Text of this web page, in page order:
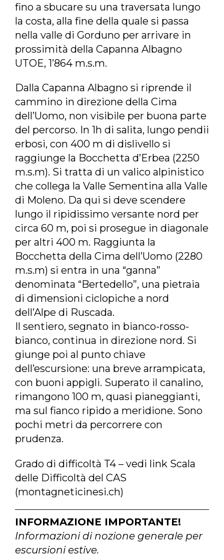
fino a sbucare su una traversata lungo
la costa, alla fine della quale si passa
nella valle di Gorduno per arrivare in
prossimità della Capanna Albagno
UTOE, 1’864 m.s.m.
Dalla Capanna Albagno si riprende il
cammino in direzione della Cima
dell’Uomo, non visibile per buona parte
del percorso. In 1h di salita, lungo pendii
erbosi, con 400 m di dislivello si
raggiunge la Bocchetta d’Erbea (2250
m.s.m). Si tratta di un valico alpinistico
che collega la Valle Sementina alla Valle
di Moleno. Da qui si deve scendere
lungo il ripidissimo versante nord per
circa 60 m, poi si prosegue in diagonale
per altri 400 m. Raggiunta la
Bocchetta della Cima dell’Uomo (2280
m.s.m) si entra in una “ganna”
denominata “Bertedello”, una pietraia
di dimensioni ciclopiche a nord
dell’Alpe di Ruscada.
Il sentiero, segnato in bianco-rosso-
bianco, continua in direzione nord. Si
giunge poi al punto chiave
dell’escursione: una breve arrampicata,
con buoni appigli. Superato il canalino,
rimangono 100 m, quasi pianeggianti,
ma sul fianco ripido a meridione. Sono
pochi metri da percorrere con
prudenza.
Grado di difficoltà T4 – vedi link Scala
delle Difficoltà del CAS
(montagneticinesi.ch)
INFORMAZIONE IMPORTANTE!
Informazioni di nozione generale per
escursioni estive.